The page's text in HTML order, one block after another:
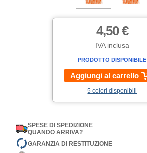
4,50 €
IVA inclusa
PRODOTTO DISPONIBILE
Aggiungi al carrello
5 colori disponibili
SPESE DI SPEDIZIONE
QUANDO ARRIVA?
GARANZIA DI RESTITUZIONE